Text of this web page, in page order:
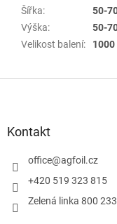
Šířka:
50-
Výška:
50-
Velikost balení: 1000
Kontakt
office@agfoil.cz
+420 519 323 815
Zelená linka 800